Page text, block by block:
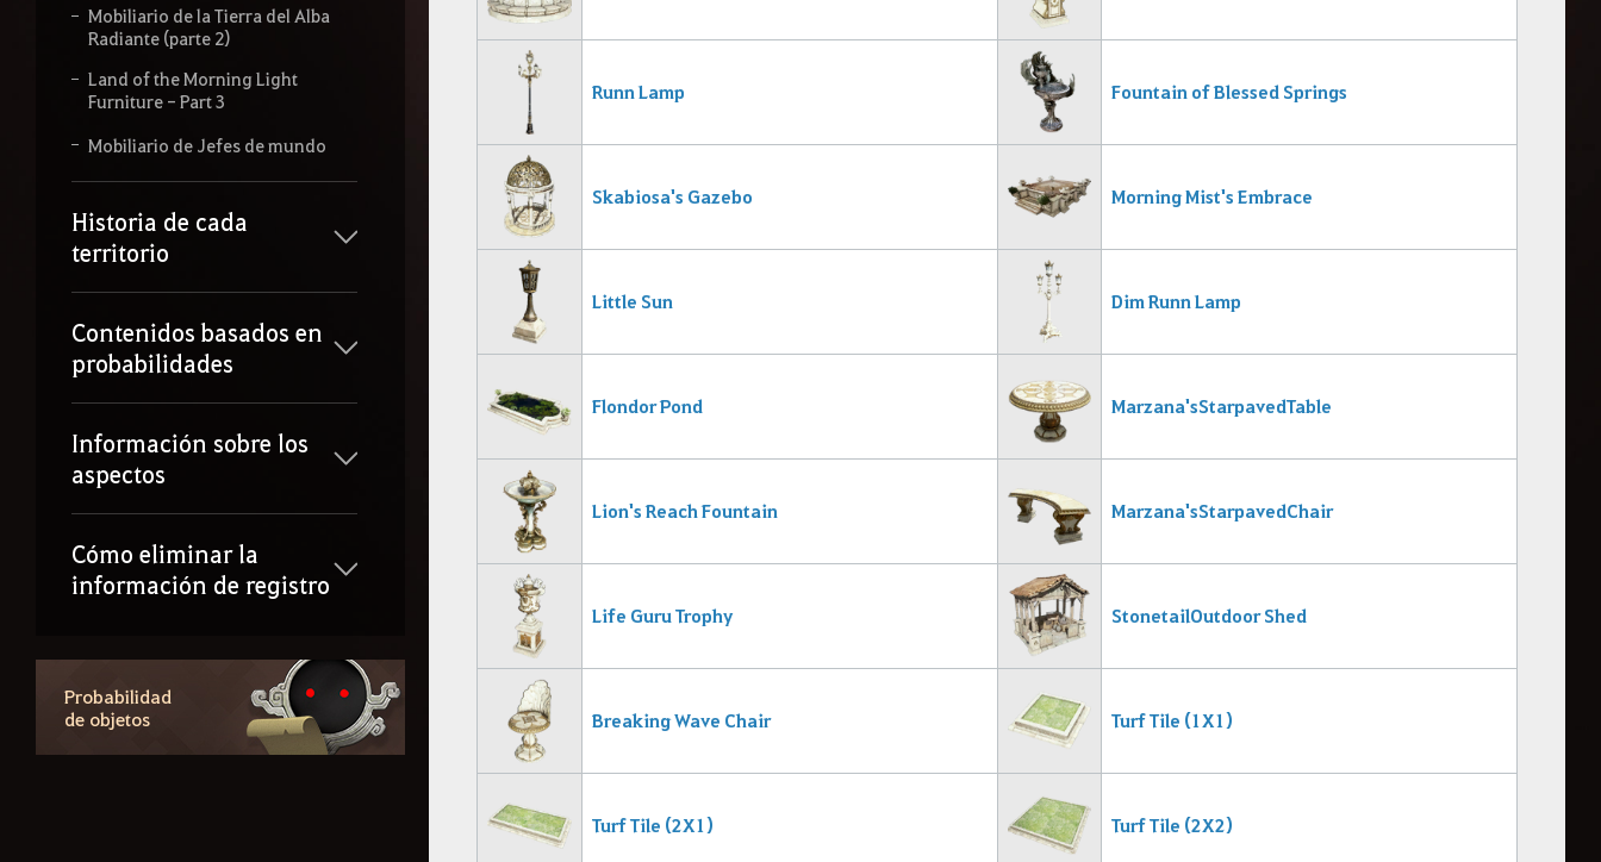
Mobiliario de la Tierra del Alba
Radiante (parte 2)
Land of the Morning Light
Furniture - Part 3
Mobiliario de Jefes de mundo
Historia de cada
territorio
Contenidos basados en
probabilidades
Información sobre los
aspectos
Cómo eliminar la
información de registro
Probabilidad
de objetos
Runn Lamp Fountain of Blessed Springs
Skabiosa's Gazebo Morning Mist's Embrace
Little Sun Dim Runn Lamp
Flondor Pond Marzana's Starpaved Table
Lion's Reach Fountain Marzana's Starpaved Chair
Life Guru Trophy Stonetail Outdoor Shed
Breaking Wave Chair Turf Tile (1X1)
Turf Tile (2X1) Turf Tile (2X2)